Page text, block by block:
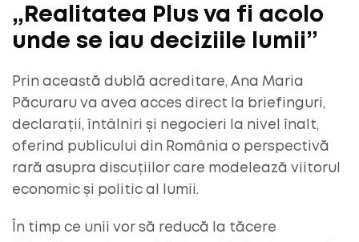
„Realitatea Plus va fi acolo
unde se iau deciziile lumii”
Prin această dublă acreditare, Ana Maria
Păcuraru va avea acces direct la briefinguri,
declarații, întâlniri și negocieri la nivel înalt,
oferind publicului din România o perspectivă
rară asupra discuțiilor care modelează viitorul
economic și politic al lumii.
În timp ce unii vor să reducă la tăcere